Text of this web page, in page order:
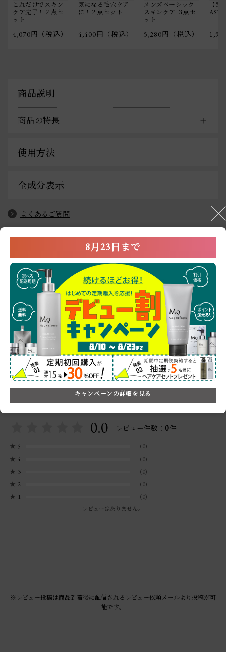
これだけでスキン
ケア完了！２点セ
ット
4,070円（税込）
気になる毛穴ケア
に！２点セット
4,400円（税込）
メンズベーシック
スキンケア ３点セ
ット
5,280円（税込）
【
ASK
商品説明
商品の特長
使用方法
全成分表示
よくあるご質問
アイテムキーワード
パック・マスク・シート 毛穴の目立ち
乾燥
肌あれ
1,000円～1,999円
毎日のケア
特別なケア
リラックスタイム
User’s Review
お客様の声
0.0 レビュー件数： 0件
★ 5
(0)
★ 4
(0)
★ 3
(0)
★ 2
(0)
★ 1 (0)
レビューはありません。
※レビュー投稿は商品到着後に配信されるレビュー依頼メールより投稿が可
能です。
8月23日まで
キャンペーンの詳細を見る